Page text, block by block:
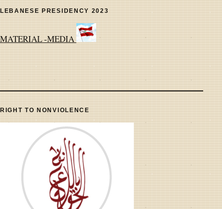
LEBANESE PRESIDENCY 2023
MATERIAL -MEDIA
RIGHT TO NONVIOLENCE